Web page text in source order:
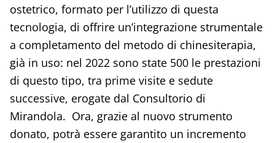
ostetrico, formato per l’utilizzo di questa
tecnologia, di offrire un’integrazione strumentale
a completamento del metodo di chinesiterapia,
già in uso: nel 2022 sono state 500 le prestazioni
di questo tipo, tra prime visite e sedute
successive, erogate dal Consultorio di
Mirandola. Ora, grazie al nuovo strumento
donato, potrà essere garantito un incremento